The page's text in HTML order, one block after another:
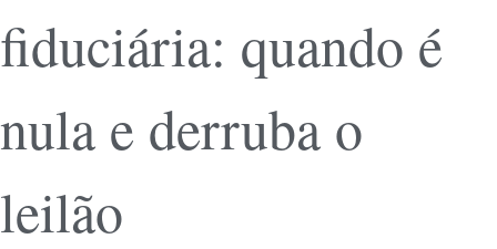
fiduciária: quando é
nula e derruba o
leilão